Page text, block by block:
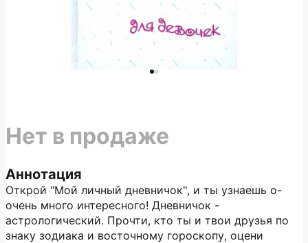
Аннотация
Открой "Мой личный дневничок", и ты узнаешь о-
очень много интересного! Дневничок -
астрологический. Прочти, кто ты и твои друзья по
знаку зодиака и восточному гороскопу, оцени
Нет в продаже